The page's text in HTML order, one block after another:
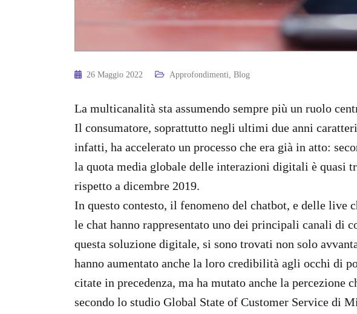
26 Maggio 2022 Approfondimenti, Blog
La multicanalità sta assumendo sempre più un ruolo
Il consumatore, soprattutto negli ultimi due anni
infatti, ha accelerato un processo che era già in atto:
la quota media globale delle interazioni digitali è quasi
rispetto a dicembre 2019.
In questo contesto, il fenomeno del chatbot, e delle live
le chat hanno rappresentato uno dei principali canali di
questa soluzione digitale, si sono trovati non solo
hanno aumentato anche la loro credibilità agli occhi di
citate in precedenza, ma ha mutato anche la percezione
secondo lo studio Global State of Customer Service di